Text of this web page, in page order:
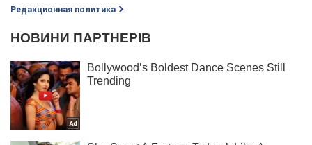
Редакционная политика